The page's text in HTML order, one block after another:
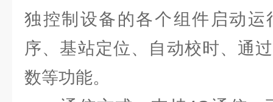
独控制设备的各个组件启动运
序、基站定位、自动校时、通
数等功能。